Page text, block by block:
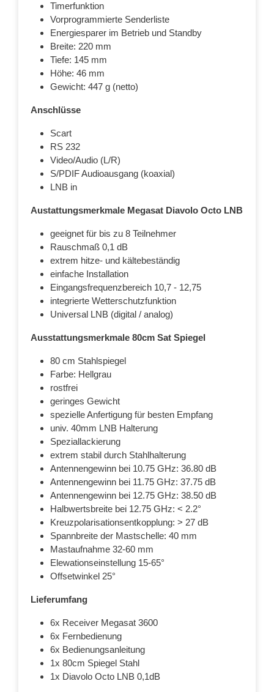
Timerfunktion
Vorprogrammierte Senderliste
Energiesparer im Betrieb und Standby
Breite: 220 mm
Tiefe: 145 mm
Höhe: 46 mm
Gewicht: 447 g (netto)
Anschlüsse
Scart
RS 232
Video/Audio (L/R)
S/PDIF Audioausgang (koaxial)
LNB in
Austattungsmerkmale Megasat Diavolo Octo LNB
geeignet für bis zu 8 Teilnehmer
Rauschmaß 0,1 dB
extrem hitze- und kältebeständig
einfache Installation
Eingangsfrequenzbereich 10,7 - 12,75
integrierte Wetterschutzfunktion
Universal LNB (digital / analog)
Ausstattungsmerkmale 80cm Sat Spiegel
80 cm Stahlspiegel
Farbe: Hellgrau
rostfrei
geringes Gewicht
spezielle Anfertigung für besten Empfang
univ. 40mm LNB Halterung
Speziallackierung
extrem stabil durch Stahlhalterung
Antennengewinn bei 10.75 GHz: 36.80 dB
Antennengewinn bei 11.75 GHz: 37.75 dB
Antennengewinn bei 12.75 GHz: 38.50 dB
Halbwertsbreite bei 12.75 GHz: < 2.2°
Kreuzpolarisationsentkopplung: > 27 dB
Spannbreite der Mastschelle: 40 mm
Mastaufnahme 32-60 mm
Elewationseinstellung 15-65°
Offsetwinkel 25°
Lieferumfang
6x Receiver Megasat 3600
6x Fernbedienung
6x Bedienungsanleitung
1x 80cm Spiegel Stahl
1x Diavolo Octo LNB 0,1dB